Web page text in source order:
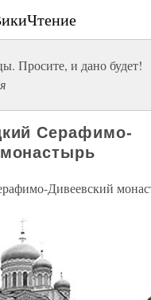
Просите, и дано будет!
Серафимо-
Дивеевский